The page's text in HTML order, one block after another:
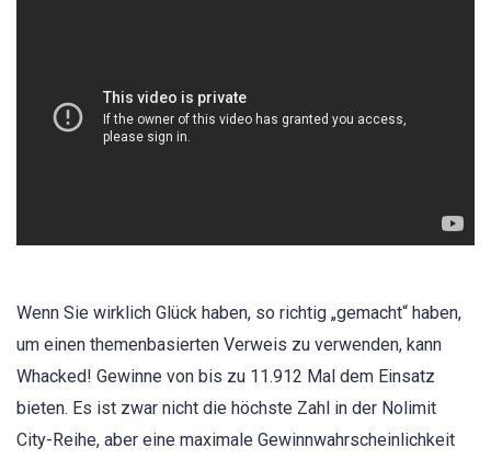
Wenn Sie wirklich Glück haben, so richtig „gemacht“ haben,
um einen themenbasierten Verweis zu verwenden, kann
Whacked! Gewinne von bis zu 11.912 Mal dem Einsatz
bieten. Es ist zwar nicht die höchste Zahl in der Nolimit
City-Reihe, aber eine maximale Gewinnwahrscheinlichkeit